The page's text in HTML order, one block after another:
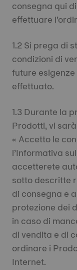
consegna qui
effettuare
1.2 Si prega di
condizioni di
future
effettuato.
1.3 Durante la
Prodotti, vi
« Accetto le
l’Informativa
accetterete
sotto descritte
di consegna e
protezione dei
in caso di
di vendita e di
ordinare i
Internet.